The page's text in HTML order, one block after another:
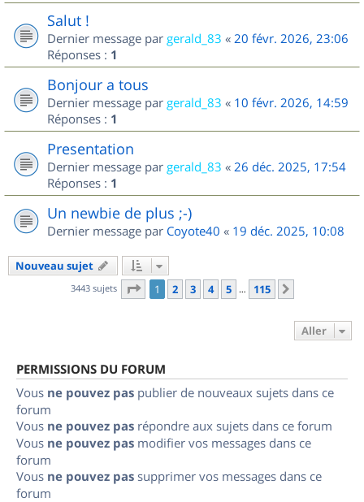
Salut !
Dernier message par gerald_83 « 20 févr. 2026, 23:06
Réponses : 1
Bonjour a tous
Dernier message par gerald_83 « 10 févr. 2026, 14:59
Réponses : 1
Presentation
Dernier message par gerald_83 « 26 déc. 2025, 17:54
Réponses : 1
Un newbie de plus ;-)
Dernier message par Coyote40 « 19 déc. 2025, 10:08
Nouveau sujet
3443 sujets Page 1sur 115
1 2 3 4 5 … 115
Aller
PERMISSIONS DU FORUM
Vous ne pouvez pas publier de nouveaux sujets dans ce
forum
Vous ne pouvez pas répondre aux sujets dans ce forum
Vous ne pouvez pas modifier vos messages dans ce
forum
Vous ne pouvez pas supprimer vos messages dans ce
forum